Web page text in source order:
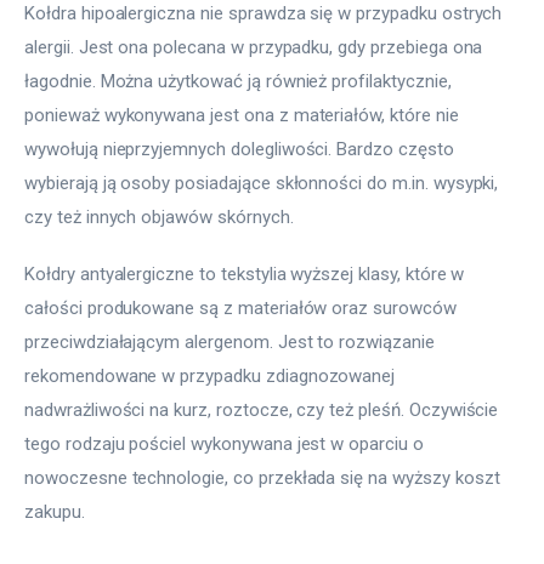
Kołdra hipoalergiczna nie sprawdza się w przypadku ostrych
alergii. Jest ona polecana w przypadku, gdy przebiega ona
łagodnie. Można użytkować ją również profilaktycznie,
ponieważ wykonywana jest ona z materiałów, które nie
wywołują nieprzyjemnych dolegliwości. Bardzo często
wybierają ją osoby posiadające skłonności do m.in. wysypki,
czy też innych objawów skórnych.
Kołdry antyalergiczne to tekstylia wyższej klasy, które w
całości produkowane są z materiałów oraz surowców
przeciwdziałającym alergenom. Jest to rozwiązanie
rekomendowane w przypadku zdiagnozowanej
nadwrażliwości na kurz, roztocze, czy też pleśń. Oczywiście
tego rodzaju pościel wykonywana jest w oparciu o
nowoczesne technologie, co przekłada się na wyższy koszt
zakupu.